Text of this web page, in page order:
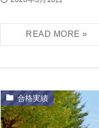
合格実績